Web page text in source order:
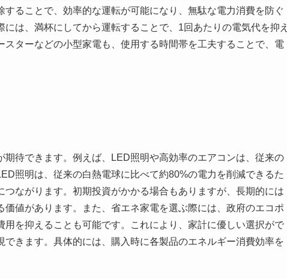
ることで、効率的な運転が可能になり、無駄な電力消費を防ぐ
は、満杯にしてから運転することで、1回あたりの電気代を抑え
ターなどの小型家電も、使用する時間帯を工夫することで、電
待できます。例えば、LED照明や高効率のエアコンは、従来の
照明は、従来の白熱電球に比べて約80%の電力を削減できるた
ながります。初期投資がかかる場合もありますが、長期的には
値があります。また、省エネ家電を選ぶ際には、政府のエコポ
を抑えることも可能です。これにより、家計に優しい選択がで
きます。具体的には、購入時に各製品のエネルギー消費効率を